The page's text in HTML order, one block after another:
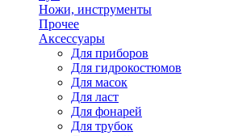
Ножи, инструменты
Прочее
Аксессуары
Для приборов
Для гидрокостюмов
Для масок
Для ласт
Для фонарей
Для трубок